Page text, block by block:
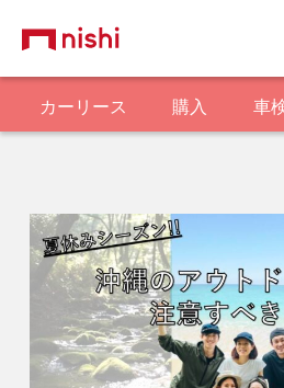
カーリース 購入 車